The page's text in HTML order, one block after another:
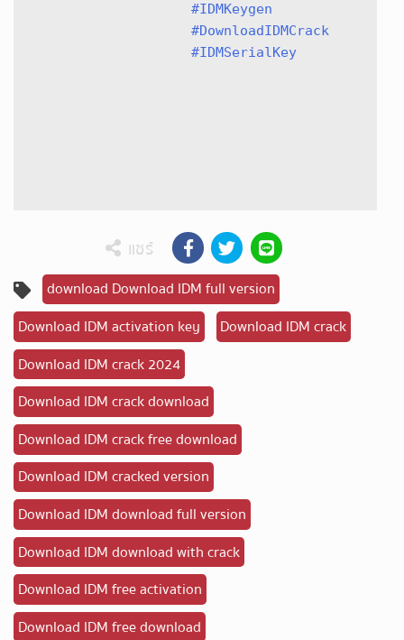
#IDMKeygen
#DownloadIDMCrack
#IDMSerialKey
แชร์
download Download IDM full version
Download IDM activation key
Download IDM crack
Download IDM crack 2024
Download IDM crack download
Download IDM crack free download
Download IDM cracked version
Download IDM download full version
Download IDM download with crack
Download IDM free activation
Download IDM free download